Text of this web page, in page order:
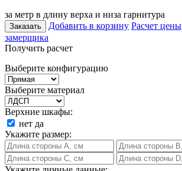
за метр в длину верха и низа гарнитура
Заказать Добавить в корзину Расчет цены
замерщика
Получить расчет
Выберите конфигурацию
Выберите материал
Верхние шкафы:
нет да
Укажите размер: